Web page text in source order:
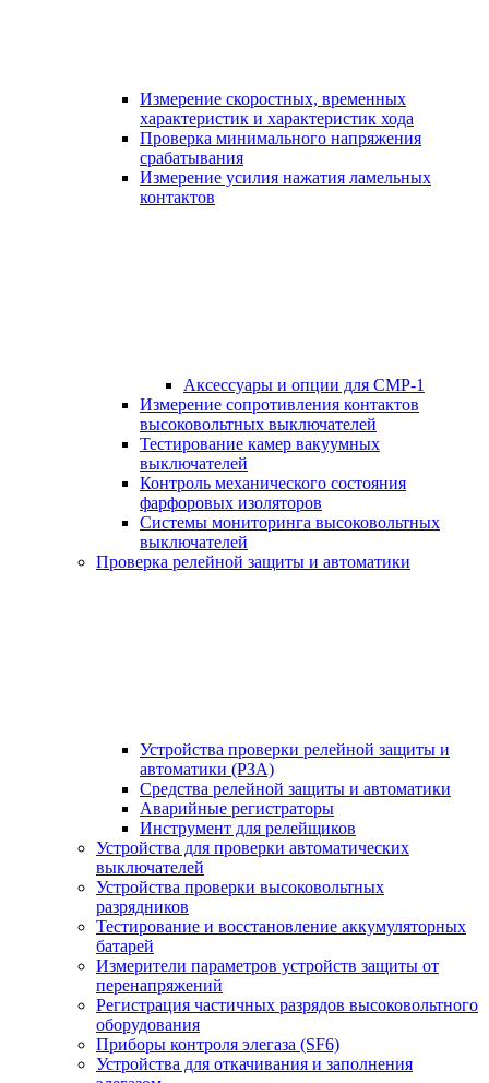
Измерение скоростных, временных
характеристик и характеристик хода
Проверка минимального напряжения
срабатывания
Измерение усилия нажатия ламельных
контактов
Аксессуары и опции для СМР-1
Измерение сопротивления контактов
высоковольтных выключателей
Тестирование камер вакуумных
выключателей
Контроль механического состояния
фарфоровых изоляторов
Системы мониторинга высоковольтных
выключателей
Проверка релейной защиты и автоматики
Устройства проверки релейной защиты и
автоматики (РЗА)
Средства релейной защиты и автоматики
Аварийные регистраторы
Инструмент для релейщиков
Устройства для проверки автоматических
выключателей
Устройства проверки высоковольтных
разрядников
Тестирование и восстановление аккумуляторных
батарей
Измерители параметров устройств защиты от
перенапряжений
Регистрация частичных разрядов высоковольтного
оборудования
Приборы контроля элегаза (SF6)
Устройства для откачивания и заполнения